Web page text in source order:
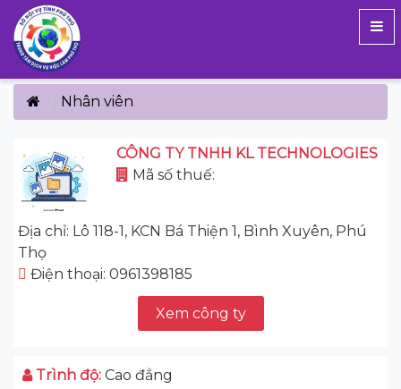
Nhân viên
CÔNG TY TNHH KL TECHNOLOGIES
Mã số thuế:
Địa chỉ: Lô 118-1, KCN Bá Thiện 1, Bình Xuyên, Phú
Thọ
Điện thoại: 0961398185
Xem công ty
Trình độ: Cao đẳng